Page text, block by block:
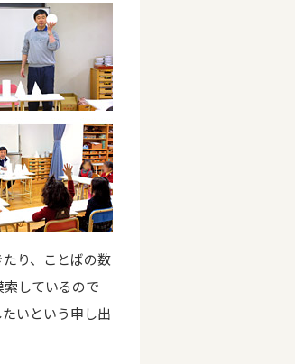
り、ことばの数
しているので
いという申し出